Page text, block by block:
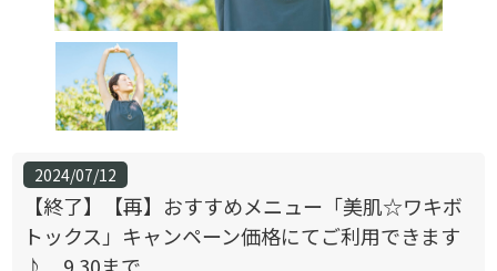
2024/07/12
【終了】【再】おすすめメニュー「美肌☆ワキボ
トックス」キャンペーン価格にてご利用できます